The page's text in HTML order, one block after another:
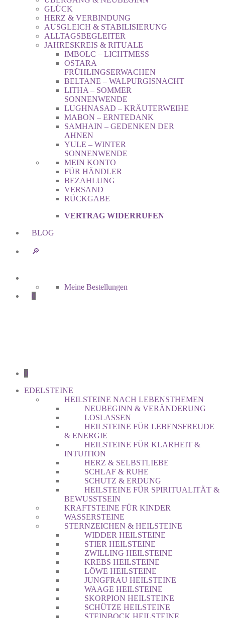
GLÜCK
HERZ & VERBINDUNG
AUSGLEICH & STABILISIERUNG
ALLTAGSBEGLEITER
JAHRESKREIS & RITUALE
IMBOLC – LICHTMESS
OSTARA –
FRÜHLINGSERWACHEN
BELTANE – WALPURGISNACHT
LITHA – SOMMER
SONNENWENDE
LUGHNASAD – KRÄUTERWEIHE
MABON – ERNTEDANK
SAMHAIN – GEDENKEN DER
AHNEN
YULE – WINTER
SONNENWENDE
MEIN KONTO
FÜR HÄNDLER
BEZAHLUNG
VERSAND
RÜCKGABE
VERTRAG WIDERRUFEN
BLOG
🔎︎
Meine Bestellungen
0
0
EDELSTEINE
HEILSTEINE NACH LEBENSTHEMEN
NEUBEGINN & VERÄNDERUNG
LOSLASSEN
HEILSTEINE FÜR LEBENSFREUDE
& ENERGIE
HEILSTEINE FÜR KLARHEIT &
INTUITION
HERZ & SELBSTLIEBE
SCHLAF & RUHE
SCHUTZ & ERDUNG
HEILSTEINE FÜR SPIRITUALITÄT &
BEWUSSTSEIN
KRAFTSTEINE FÜR KINDER
WASSERSTEINE
STERNZEICHEN & HEILSTEINE
WIDDER HEILSTEINE
STIER HEILSTEINE
ZWILLING HEILSTEINE
KREBS HEILSTEINE
LÖWE HEILSTEINE
JUNGFRAU HEILSTEINE
WAAGE HEILSTEINE
SKORPION HEILSTEINE
SCHÜTZE HEILSTEINE
STEINBOCK HEILSTEINE